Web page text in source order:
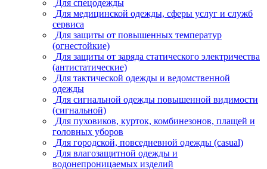
Для спецодежды
Для медицинской одежды, сферы услуг и служб
сервиса
Для защиты от повышенных температур
(огнестойкие)
Для защиты от заряда статического электричества
(антистатические)
Для тактической одежды и ведомственной
одежды
Для сигнальной одежды повышенной видимости
(сигнальной)
Для пуховиков, курток, комбинезонов, плащей и
головных уборов
Для городской, повседневной одежды (casual)
Для влагозащитной одежды и
водонепроницаемых изделий